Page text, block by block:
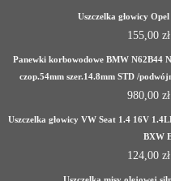
Uszczelka głowicy
155,00 zł
Panewki korbowodowe BMW N62B44
czop.54mm szer.14.8mm STD /
980,00 zł
Uszczelka głowicy VW Seat 1.4 16V
BXW
124,00 zł
Uszczelka misy olejowej